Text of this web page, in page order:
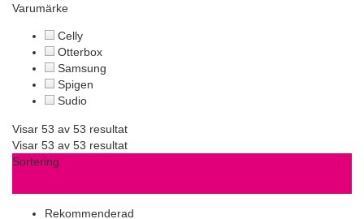
Varumärke
Celly
Otterbox
Samsung
Spigen
Sudio
Visar 53 av 53 resultat
Visar 53 av 53 resultat
Sortering
Rekommenderad